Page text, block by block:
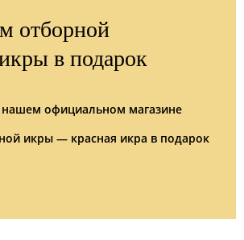
отборной
в подарок
нашем официальном магазине
икры — красная икра в подарок